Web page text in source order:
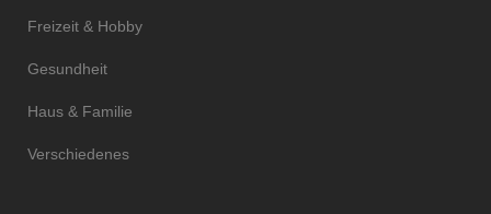
Freizeit & Hobby
Gesundheit
Haus & Familie
Verschiedenes